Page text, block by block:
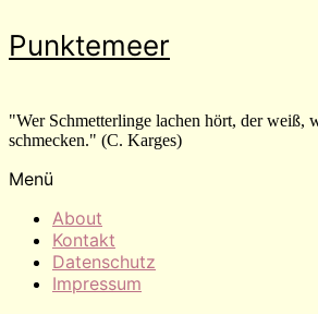
Zum
Inhalt
Punktemeer
"Wer Schmetterlinge lachen hört, der weiß,
schmecken." (C. Karges)
Menü
About
Kontakt
Datenschutz
Impressum